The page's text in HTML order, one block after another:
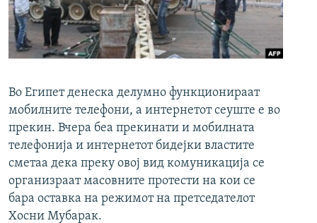
РСЕ веб страници
Во Египет денеска делумно функционираат
мобилните телефони, а интернетот сеуште е во
прекин. Вчера беа прекинати и мобилната
телефонија и интернетот бидејки властите
сметаа дека преку овој вид комуникација се
организраат масовните протести на кои се
бара оставка на режимот на претседателот
Хосни Мубарак.